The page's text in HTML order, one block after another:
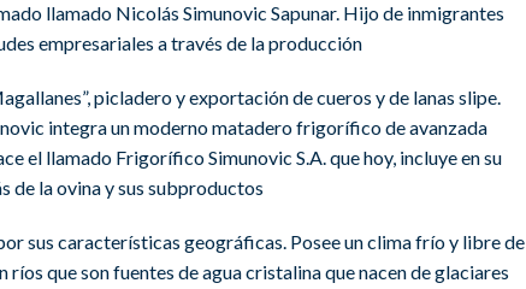
llamado Nicolás Simunovic Sapunar. Hijo de inmigrantes
empresariales a través de la producción
picladero y exportación de cueros y de lanas slipe.
integra un moderno matadero frigorífico de avanzada
el llamado Frigorífico Simunovic S.A. que hoy, incluye en su
de la ovina y sus subproductos
sus características geográficas. Posee un clima frío y libre de
que son fuentes de agua cristalina que nacen de glaciares